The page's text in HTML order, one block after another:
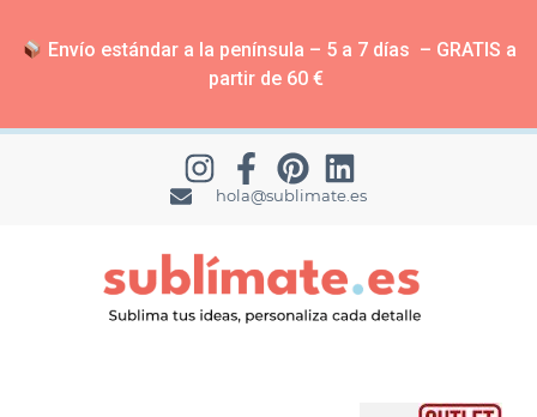
Envío estándar a la península – 5 a 7 días – GRATIS a
partir de 60 €
hola@sublimate.es